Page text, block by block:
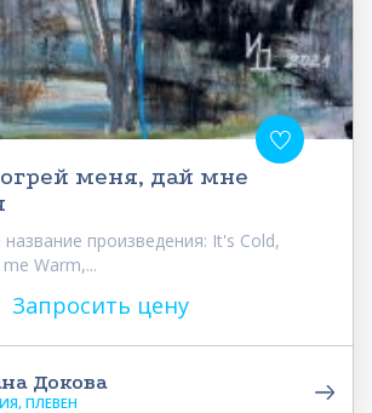
меня, дай мне
произведения: It's Cold,
Warm,...
Запросить цену
Докова
ПЛЕВЕН